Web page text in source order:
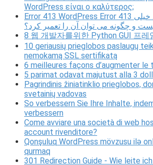
WordPress είναι ο καλύτερος;
Error 413 WordPress Error 413 درخواست یک نهاد خیلی
و چگونه می توان آن را تعمیر کرد؟
8 웹 개발자를위한 Python GUI 프레
10 geriausių prieglobos paslaugų
nemokamą SSL sertifikatą
6 meilleures façons d’augmenter le
5 parimat odavat majutust alla 3
Pagrindinis žiniatinklio prieglobos,
svetainių vadovas
So verbessern Sie Ihre Inhalte,
verbessern
Come avviare una società di web
account rivenditore?
Qonşuluq WordPress mövzusu ilə
qurmaq
301 Redirection Guide - Wie leite